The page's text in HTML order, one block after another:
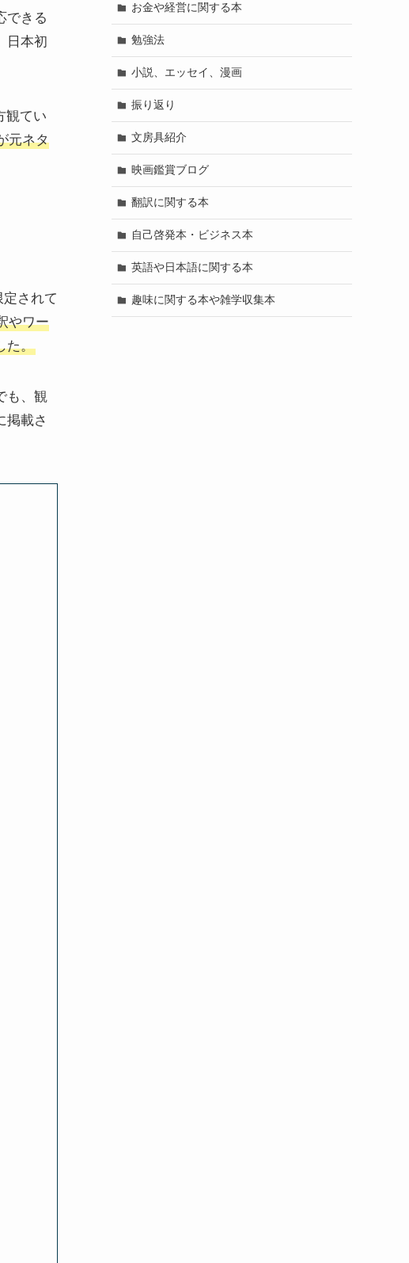
できる
日本初
観てい
元ネタ
されて
やワー
た。
も、観
掲載さ
お金や経営に関する本
勉強法
小説、エッセイ、漫画
振り返り
文房具紹介
映画鑑賞ブログ
翻訳に関する本
自己啓発本・ビジネス本
英語や日本語に関する本
趣味に関する本や雑学収集本